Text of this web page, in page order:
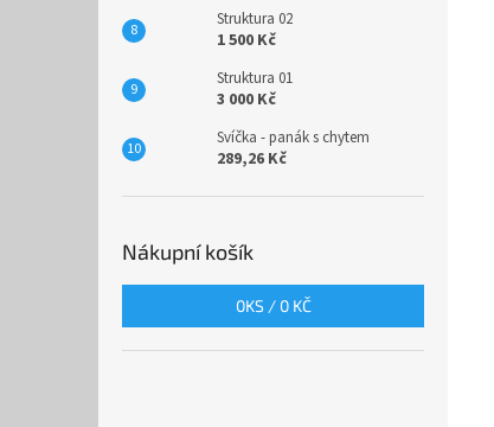
Struktura 02
1 500 Kč
Struktura 01
3 000 Kč
Svíčka - panák s chytem
289,26 Kč
Nákupní košík
0KS / 0 KČ